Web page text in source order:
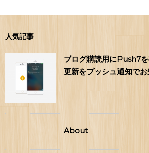
人気記事
ブログ購読用にPush7
更新をプッシュ通知でお
About